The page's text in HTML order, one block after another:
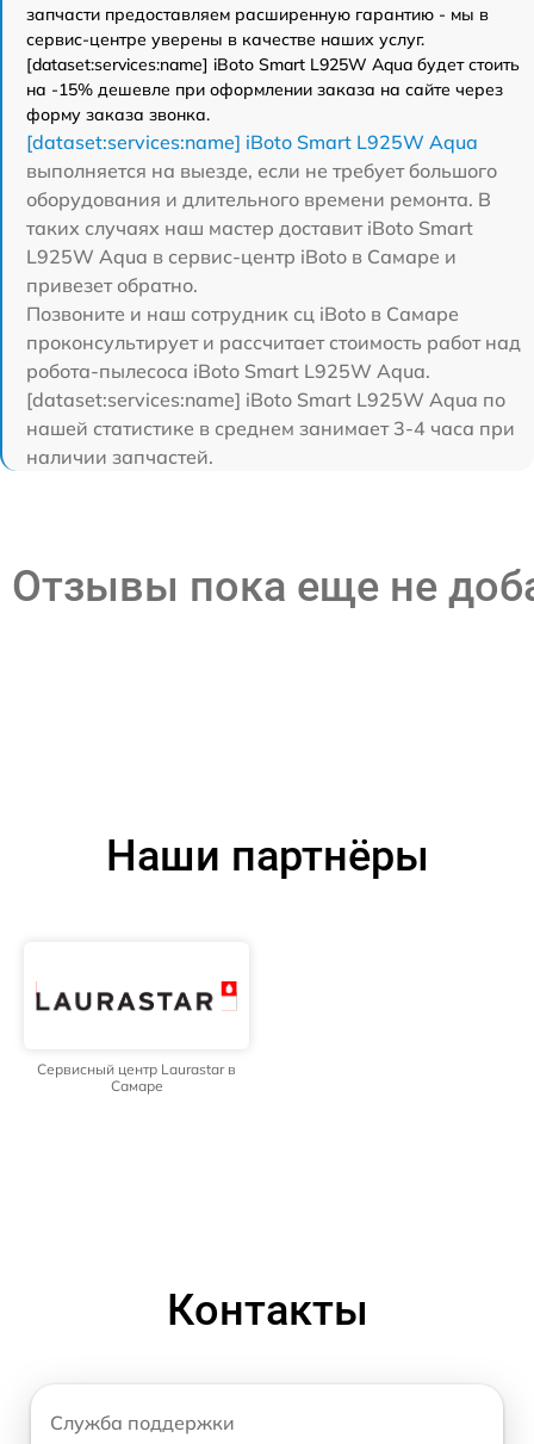
запчасти предоставляем расширенную гарантию - мы в
сервис-центре уверены в качестве наших услуг.
[dataset:services:name] iBoto Smart L925W Aqua будет стоить
на -15% дешевле при оформлении заказа на сайте через
форму заказа звонка.
[dataset:services:name] iBoto Smart L925W Aqua
выполняется на выезде, если не требует большого
оборудования и длительного времени ремонта. В
таких случаях наш мастер доставит iBoto Smart
L925W Aqua в сервис-центр iBoto в Самаре и
привезет обратно.
Позвоните и наш сотрудник сц iBoto в Самаре
проконсультирует и рассчитает стоимость работ над
робота-пылесоса iBoto Smart L925W Aqua.
[dataset:services:name] iBoto Smart L925W Aqua по
нашей статистике в среднем занимает 3-4 часа при
наличии запчастей.
Отзывы пока еще не
Наши партнёры
Сервисный центр Laurastar в
Самаре
Контакты
Служба поддержки